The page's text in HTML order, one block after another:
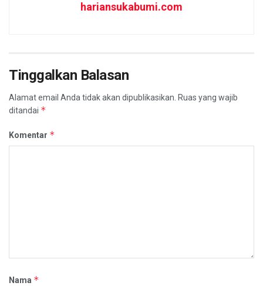
hariansukabumi.com
Tinggalkan Balasan
Alamat email Anda tidak akan dipublikasikan. Ruas yang wajib
ditandai *
Komentar *
Nama *